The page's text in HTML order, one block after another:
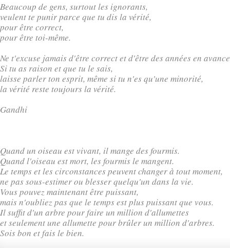
Beaucoup de gens, surtout les ignorants,
veulent te punir parce que tu dis la vérité,
pour être correct,
pour être toi-même.
Ne t'excuse jamais d'être correct et d'être des années en
Si tu as raison et que tu le sais,
laisse parler ton esprit, même si tu n'es qu'une minorité,
la vérité reste toujours la vérité.
Gandhi
Quand un oiseau est vivant, il mange des fourmis.
Quand l'oiseau est mort, les fourmis le mangent.
Le temps et les circonstances peuvent changer à tout moment,
ne pas sous-estimer ou blesser quelqu'un dans la vie.
Vous pouvez maintenant être puissant,
mais n'oubliez pas que le temps est plus puissant que vous.
Il suffit d'un arbre pour faire un million d'allumettes
et seulement une allumette pour brûler un million d'arbres.
Sois bon et fais le bien.